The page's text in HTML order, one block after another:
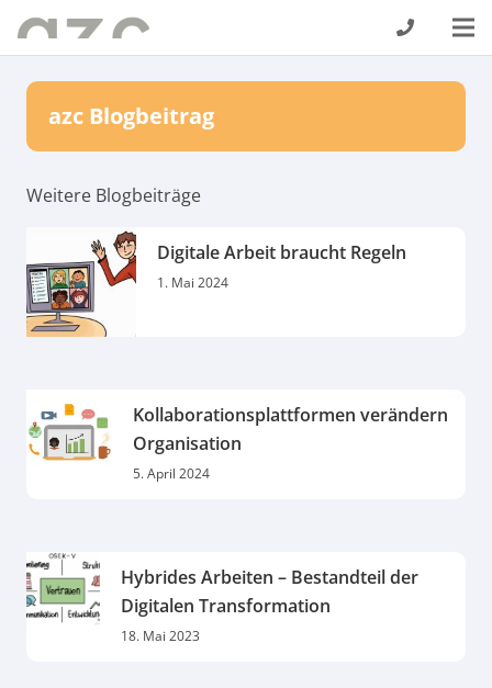
azc Blogbeitrag
Weitere Blogbeiträge
Digitale Arbeit braucht Regeln
1. Mai 2024
Kollaborationsplattformen verändern
Organisation
5. April 2024
Hybrides Arbeiten – Bestandteil der
Digitalen Transformation
18. Mai 2023